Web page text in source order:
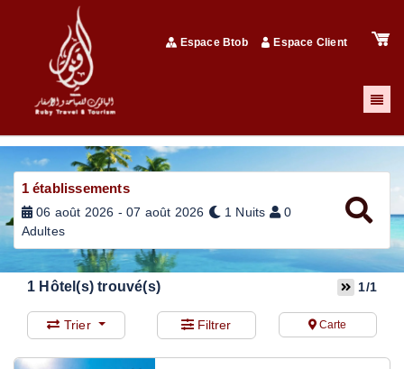
Espace Btob Espace Client
1 établissements
06 août 2026 - 07 août 2026 1 Nuits
0
Adultes
1 Hôtel(s) trouvé(s) 1/1
Trier Filtrer Carte